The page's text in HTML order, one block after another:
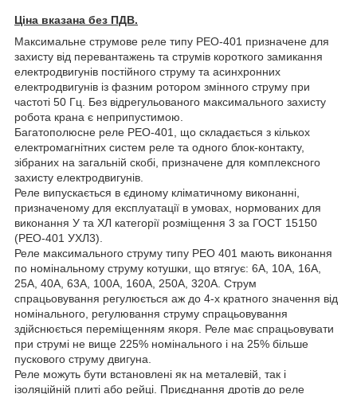
Ціна вказана без ПДВ.
Максимальне струмове реле типу РЕО-401 призначене для
захисту від перевантажень та струмів короткого замикання
електродвигунів постійного струму та асинхронних
електродвигунів із фазним ротором змінного струму при
частоті 50 Гц. Без відрегульованого максимального захисту
робота крана є неприпустимою.
Багатополюсне реле РЕО-401, що складається з кількох
електромагнітних систем реле та одного блок-контакту,
зібраних на загальній скобі, призначене для комплексного
захисту електродвигунів.
Реле випускається в єдиному кліматичному виконанні,
призначеному для експлуатації в умовах, нормованих для
виконання У та ХЛ категорії розміщення 3 за ГОСТ 15150
(РЕО-401 УХЛ3).
Реле максимального струму типу РЕО 401 мають виконання
по номінальному струму котушки, що втягує: 6А, 10А, 16А,
25А, 40А, 63А, 100А, 160А, 250А, 320А. Струм
спрацьовування регулюється аж до 4-х кратного значення від
номінального, регулювання струму спрацьовування
здійснюється переміщенням якоря. Реле має спрацьовувати
при струмі не вище 225% номінального і на 25% більше
пускового струму двигуна.
Реле можуть бути встановлені як на металевій, так і
ізоляційній плиті або рейці. Приєднання дротів до реле